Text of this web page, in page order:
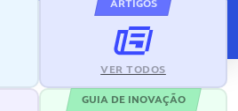
ARTIGOS
VER TODOS
GUIA DE INOVAÇÃO